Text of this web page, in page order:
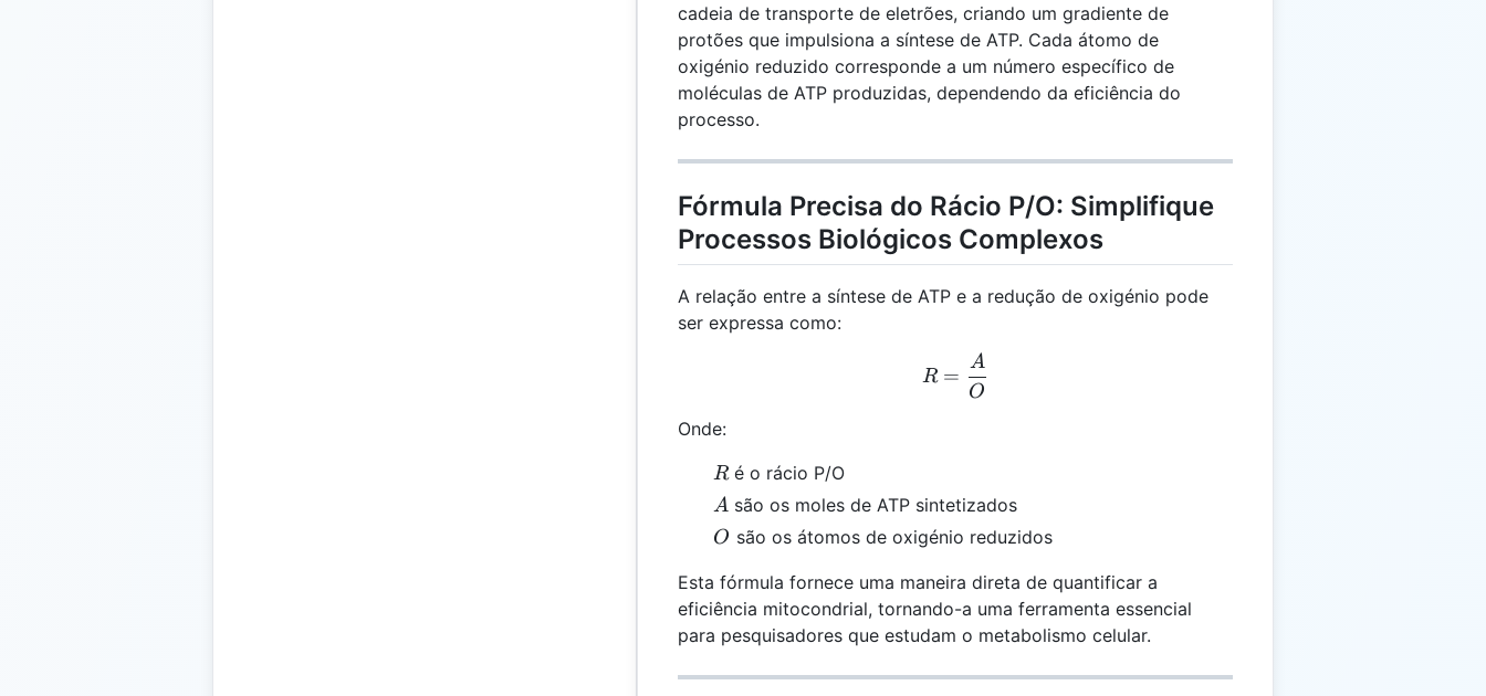
cadeia de transporte de eletrões, criando um gradiente de
protões que impulsiona a síntese de ATP. Cada átomo de
oxigénio reduzido corresponde a um número específico de
moléculas de ATP produzidas, dependendo da eficiência do
processo.
Fórmula Precisa do Rácio P/O: Simplifique
Processos Biológicos Complexos
A relação entre a síntese de ATP e a redução de oxigénio pode
ser expressa como:
R = \frac{A}{O}
R =
O
A
Onde:
R
Ré o rácio P/O
A
A são os moles de ATP sintetizados
O
O são os átomos de oxigénio reduzidos
Esta fórmula fornece uma maneira direta de quantificar a
eficiência mitocondrial, tornando-a uma ferramenta essencial
para pesquisadores que estudam o metabolismo celular.